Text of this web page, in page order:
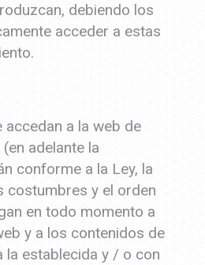
debiendo los
acceder a estas
accedan a la web de
(en adelante la
conforme a la Ley, la
costumbres y el orden
en todo momento a
y a los contenidos de
la establecida y / o con